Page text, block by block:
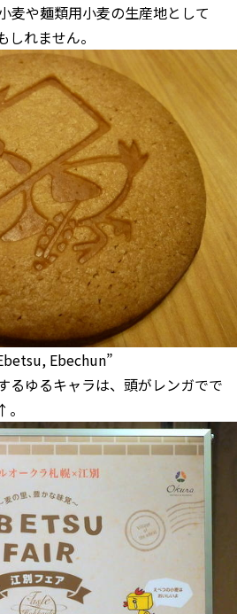
麦や麺類用小麦の生産地として
れません。
Ebechun”
るゆるキャラは、頭がレンガでで